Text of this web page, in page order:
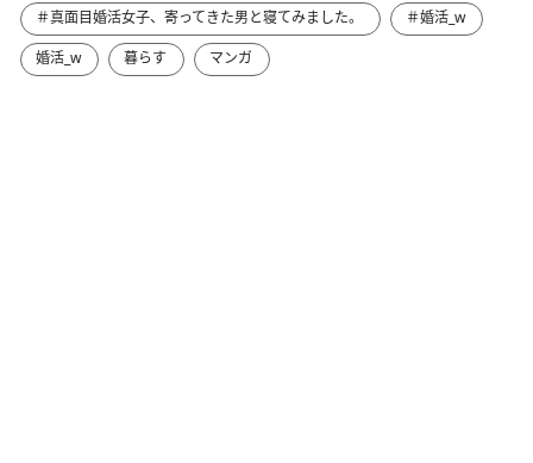
＃真面目婚活女子、寄ってきた男と寝てみました。
＃婚活_w
婚活_w
暮らす マンガ